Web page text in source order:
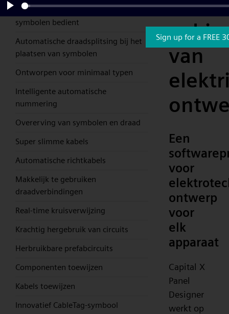
Nieuwe Autowiring die automatisch
symbolen bedient
Automatische draadsplitsing bij het
plaatsen van symbolen
Ontworpen voor minimaal typen
Intelligente automatische
nummering
Overerving van symbolen en draad
Super slimme kabels
Automatische richtkabels
Makkelijk te gebruiken
draadverbindingen
Real-time kruisverwijzing
Krachtig hergebruik van circuits
Herbruikbare prefabcircuits
Componenten toewijzen
Kabels toewijzen
Innovatief CableTag-symbool
het
van
Een
voor
ontwerp
voor
elk
apparaat
Capital X
Panel
Designer
werkt op
Play
Sign up for a FREE